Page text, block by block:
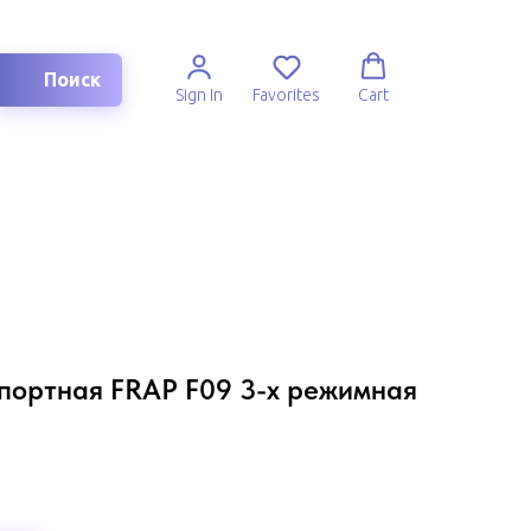
Поиск
Sign In Favorites Cart
FRAP F09 3-х режимная